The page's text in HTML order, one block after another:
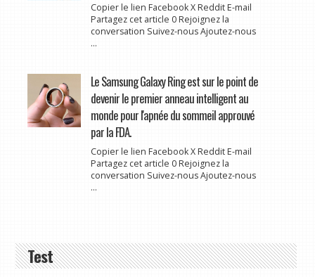
Copier le lien Facebook X Reddit E-mail
Partagez cet article 0 Rejoignez la
conversation Suivez-nous Ajoutez-nous
...
Le Samsung Galaxy Ring est sur le point de
devenir le premier anneau intelligent au
monde pour l'apnée du sommeil approuvé
par la FDA.
Copier le lien Facebook X Reddit E-mail
Partagez cet article 0 Rejoignez la
conversation Suivez-nous Ajoutez-nous
...
Test